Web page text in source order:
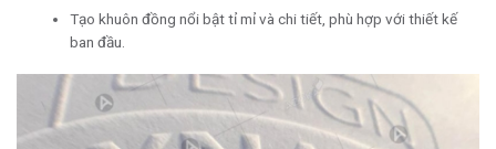
Tạo khuôn đồng nổi bật tỉ mỉ và chi tiết, phù hợp với thiết kế
ban đầu.